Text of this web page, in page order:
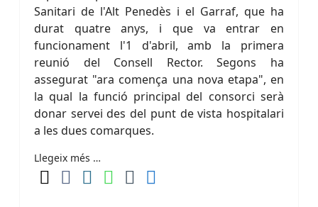
Sanitari de l'Alt Penedès i el Garraf, que ha
durat quatre anys, i que va entrar en
funcionament l'1 d'abril, amb la primera
reunió del Consell Rector. Segons ha
assegurat "ara comença una nova etapa", en
la qual la funció principal del consorci serà
donar servei des del punt de vista hospitalari
a les dues comarques.
Llegeix més …